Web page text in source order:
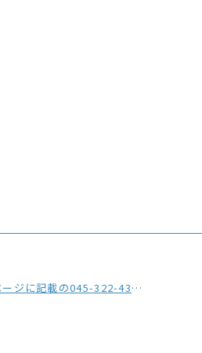
かけ間違いにご注意ください。